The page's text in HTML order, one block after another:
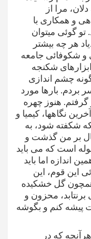
مرا از
و همکاری با
تو گوئی میتوان
هر چه بیشتر
و شکوفائی جامعه
شکنجه
چشم اندازی
بارها مورد
گرفتم. هنوز چهره
نگاهها، کیمیا و
شكفته شود، به
اند. آنچه که در این۳ سال بر من گذشت و
است که می باید
اندازه اما باید
این قوم، این
گل خشكیده
محزون و
پیشه کنم و بگوشه
که در